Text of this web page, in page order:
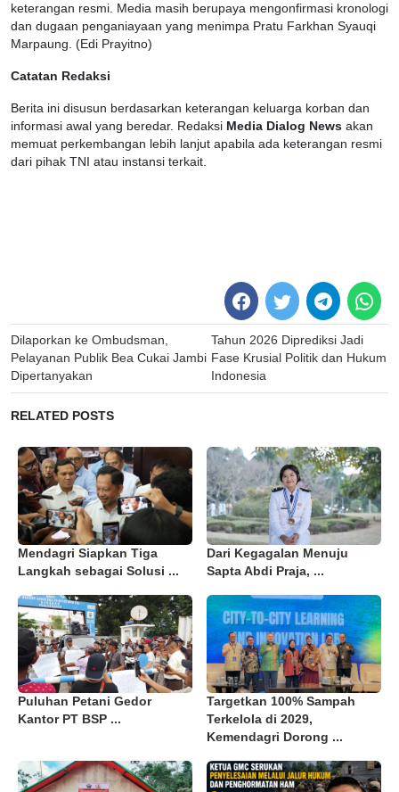
keterangan resmi. Media masih berupaya mengonfirmasi kronologi
dan dugaan penganiayaan yang menimpa Pratu Farkhan Syauqi
Marpaung. (Edi Prayitno)
Catatan Redaksi
Berita ini disusun berdasarkan keterangan keluarga korban dan
informasi awal yang beredar. Redaksi Media Dialog News akan
memuat perkembangan lebih lanjut apabila ada keterangan resmi
dari pihak TNI atau instansi terkait.
Post
navigation
Dilaporkan ke Ombudsman,
Pelayanan Publik Bea Cukai Jambi
Dipertanyakan
Tahun 2026 Diprediksi Jadi
Fase Krusial Politik dan Hukum
Indonesia
RELATED POSTS
Mendagri Siapkan Tiga
Langkah sebagai Solusi ...
Dari Kegagalan Menuju
Sapta Abdi Praja, ...
Puluhan Petani Gedor
Kantor PT BSP ...
Targetkan 100% Sampah
Terkelola di 2029,
Kemendagri Dorong ...